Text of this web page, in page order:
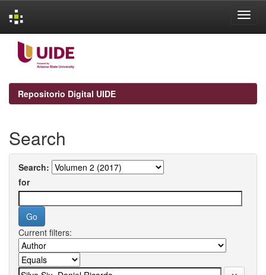
navigation
Repositorio Digital UIDE
Search
Search:
for
Current filters: